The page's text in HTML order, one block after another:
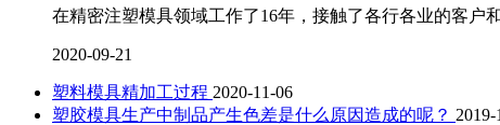
在精密注塑模具领域工作了16年，接触了各行各业的客户
2020-09-21
塑料模具精加工过程 2020-11-06
塑胶模具生产中制品产生色差是什么原因造成的呢？ 2019-